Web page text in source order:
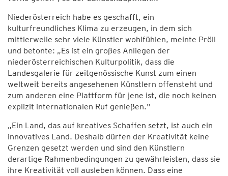
Niederösterreich habe es geschafft, ein
kulturfreundliches Klima zu erzeugen, in dem sich
mittlerweile sehr viele Künstler wohlfühlen, meinte Pröll
und betonte: „Es ist ein großes Anliegen der
niederösterreichischen Kulturpolitik, dass die
Landesgalerie für zeitgenössische Kunst zum einen
weltweit bereits angesehenen Künstlern offensteht und
zum anderen eine Plattform für jene ist, die noch keinen
explizit internationalen Ruf genießen."
„Ein Land, das auf kreatives Schaffen setzt, ist auch ein
innovatives Land. Deshalb dürfen der Kreativität keine
Grenzen gesetzt werden und sind den Künstlern
derartige Rahmenbedingungen zu gewährleisten, dass sie
ihre Kreativität voll ausleben können. Dass eine